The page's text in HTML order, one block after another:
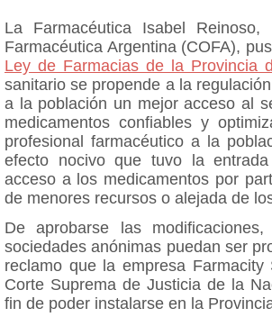
La Farmacéutica Isabel
Farmacéutica Argentina (COFA),
Ley de Farmacias de la Provincia
sanitario se propende a la
a la población un mejor acceso al
medicamentos confiables y
profesional farmacéutico a la
efecto nocivo que tuvo la
acceso a los medicamentos por
de menores recursos o alejada de
De aprobarse las
sociedades anónimas puedan ser
reclamo que la empresa
Corte Suprema de Justicia de la
fin de poder instalarse en la